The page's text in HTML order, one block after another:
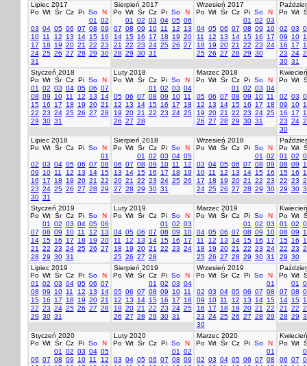
Lipiec 2017
Po Wt Śr Cz Pi So
N
01
02
03 04 05 06 07 08 09
10 11 12 13 14 15 16
17
18 19 20 21 22 23
24 25 26 27 28 29 30
31
Sierpień 2017
Po Wt Śr Cz Pi So
N
01
02 03 04 05 06
07 08 09 10 11 12
13
14 15 16 17 18 19 20
21
22 23 24 25 26 27
28 29 30 31
Wrzesień 2017
Po Wt Śr Cz Pi So
N
01
02 03
04 05 06 07 08 09
10
11
12 13 14 15 16
17
18
19 20 21 22 23 24
25 26 27 28 29 30
Po Wt
02 03
09
10
16
17
23 24
30 31
Styczeń 2018
Po Wt Śr Cz Pi So
N
01
02 03 04 05 06 07
08 09 10 11 12 13
14
15 16 17 18 19 20 21
22 23 24 25 26 27 28
29 30 31
Luty 2018
Po Wt Śr Cz Pi So
N
01
02 03 04
05 06 07 08 09 10 11
12
13 14 15 16 17
18
19 20 21 22 23 24 25
26 27 28
Marzec 2018
Po Wt Śr Cz Pi So
N
01
02 03 04
05 06 07 08 09 10 11
12
13 14 15 16 17
18
19 20 21 22 23 24 25
26 27 28 29 30 31
Po Wt
02 03
09
10
16
17
23 24
30
Lipiec 2018
Po Wt Śr Cz Pi So
N
01
02 03 04 05 06 07 08
09
10 11 12 13 14 15
16
17 18 19 20 21
22
23 24 25 26 27 28 29
30 31
Sierpień 2018
Po Wt Śr Cz Pi So
N
01
02 03 04 05
06 07 08 09 10 11
12
13
14 15 16 17 18
19
20 21 22 23 24 25 26
27 28 29 30 31
Wrzesień 2018
Po Wt Śr Cz Pi So
N
01
02
03 04 05 06 07 08 09
10 11 12 13 14 15 16
17
18 19 20 21 22 23
24 25 26 27 28 29 30
Po Wt
01
02
08 09
15 16
22 23
29 30
Styczeń 2019
Po Wt Śr Cz Pi So
N
01
02 03 04 05 06
07 08 09 10 11 12
13
14 15 16 17 18 19 20
21
22 23 24 25 26 27
28 29 30 31
Luty 2019
Po Wt Śr Cz Pi So
N
01
02 03
04 05 06 07 08 09
10
11
12 13 14 15 16
17
18
19 20 21 22 23 24
25 26 27 28
Marzec 2019
Po Wt Śr Cz Pi So
N
01
02 03
04 05 06 07 08 09
10
11
12 13 14 15 16
17
18
19 20 21 22 23 24
25 26 27 28 29 30 31
Po Wt
01
02
08 09
15 16
22 23
29 30
Lipiec 2019
Po Wt Śr Cz Pi So
N
01
02 03 04 05 06 07
08 09 10 11 12 13
14
15 16 17 18 19 20 21
22 23 24 25 26 27 28
29 30 31
Sierpień 2019
Po Wt Śr Cz Pi So
N
01
02 03 04
05 06 07 08 09 10 11
12
13 14 15 16 17
18
19 20 21 22 23 24 25
26 27 28 29 30 31
Wrzesień 2019
Po Wt Śr Cz Pi So
N
01
02 03 04 05 06 07 08
09
10 11 12 13 14 15
16
17 18 19 20 21
22
23 24 25 26 27 28 29
30
Po Wt
01
07 08
14 15
21
22
28 29
Styczeń 2020
Po Wt Śr Cz Pi So
N
01
02 03 04 05
06 07 08 09 10 11
12
Luty 2020
Po Wt Śr Cz Pi So
N
01
02
03 04 05 06 07 08 09
Marzec 2020
Po Wt Śr Cz Pi So
N
01
02 03 04 05 06 07 08
Po Wt
06 07